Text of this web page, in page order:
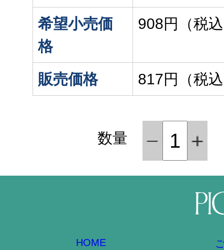
希望小売価
格
908円（税
販売価格 817円（税
数量
HOME